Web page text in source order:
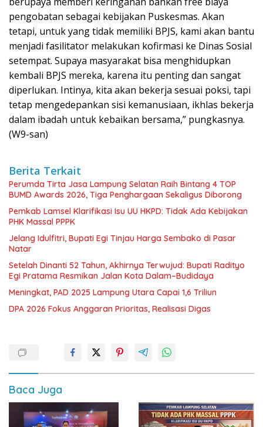
pengobatan sebagai kebijakan Puskesmas. Akan
tetapi, untuk yang tidak memiliki BPJS, kami akan bantu
menjadi fasilitator melakukan kofirmasi ke Dinas Sosial
setempat. Supaya masyarakat bisa menghidupkan
kembali BPJS mereka, karena itu penting dan sangat
diperlukan. Intinya, kita akan bekerja sesuai poksi, tapi
tetap mengedepankan sisi kemanusiaan, ikhlas bekerja
dalam ibadah untuk kebaikan bersama,” pungkasnya.
(W9-san)
Berita Terkait
Perumda Tirta Jasa Lampung Selatan Raih Bintang 4 TOP
BUMD Awards 2026, Tiga Penghargaan Sekaligus Diborong
Pemkab Lamsel Klarifikasi Isu UU HKPD: Tidak Ada Kebijakan
PHK Massal PPPK
Jelang Idulfitri, Bupati Egi Tinjau Harga Sembako di Pasar
Natar
Setelah Dinanti 52 Tahun, Akhirnya Terwujud: Bupati Radityo
Egi Pratama Resmikan Jalan Kota Dalam–Budidaya
Meningkat, PAD 2025 Lampung Utara Capai 1,6 Triliun
DPA 2026 Fokus Anggaran Prioritas, Realisasi Digas
Baca Juga